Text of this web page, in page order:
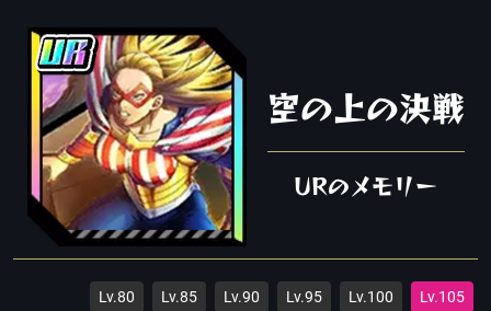
空の上の決戦
URのメモリー
Lv.80 Lv.85 Lv.90 Lv.95 Lv.100 Lv.105